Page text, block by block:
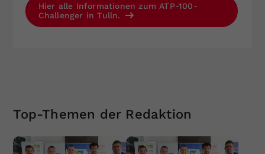
Hier alle Informationen zum ATP-100-
Challenger in Tulln.
Top-Themen der Redaktion